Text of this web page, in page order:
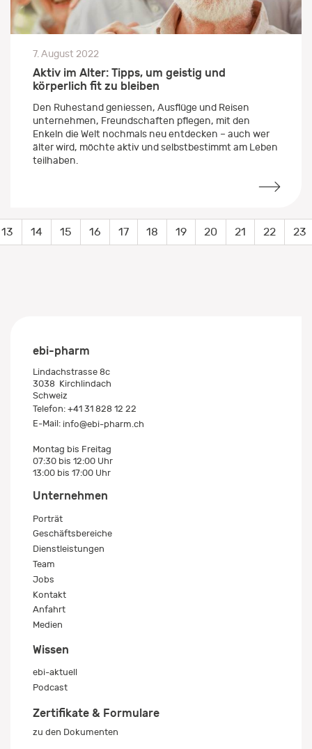
7. August 2022
Aktiv im Alter: Tipps, um geistig und
körperlich fit zu bleiben
Den Ruhestand geniessen, Ausflüge und Reisen
unternehmen, Freundschaften pflegen, mit den
Enkeln die Welt nochmals neu entdecken – auch wer
älter wird, möchte aktiv und selbstbestimmt am Leben
13 14 15 16 17 18 19 20 21 22 23
ebi-pharm
Lindachstrasse 8c
3038 Kirchlindach
Schweiz
Telefon: +41 31 828 12 22
E-Mail: info@ebi-pharm.ch
Montag bis Freitag
07:30 bis 12:00 Uhr
13:00 bis 17:00 Uhr
Unternehmen
Porträt
Geschäftsbereiche
Dienstleistungen
Team
Jobs
Kontakt
Anfahrt
Medien
Wissen
ebi-aktuell
Podcast
Zertifikate & Formulare
zu den Dokumenten